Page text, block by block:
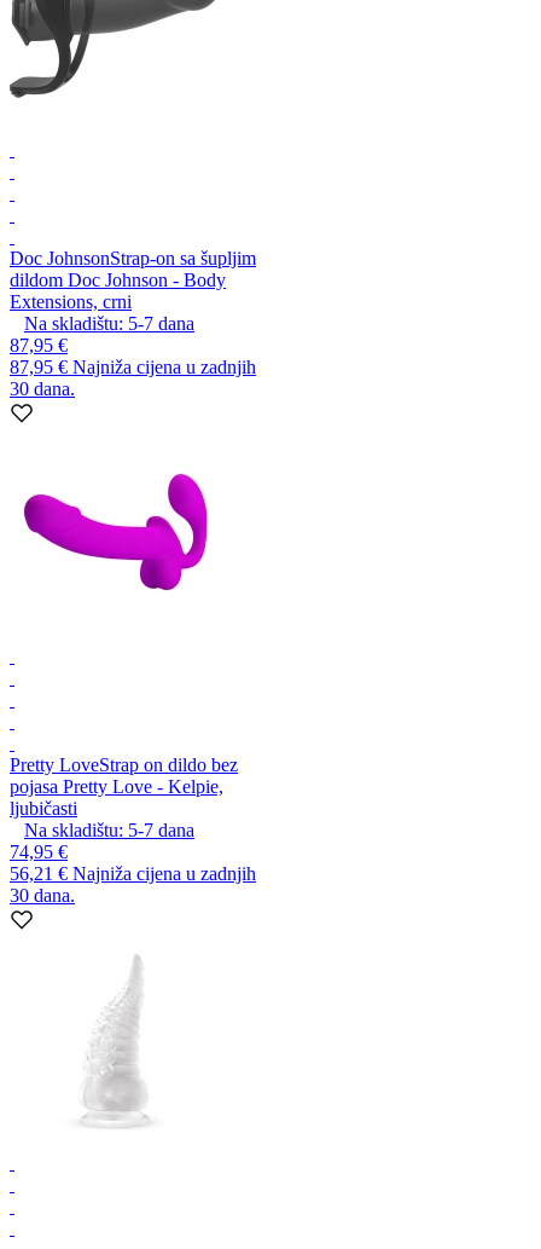
Doc JohnsonStrap-on sa šupljim
dildom Doc Johnson - Body
Extensions, crni
Na skladištu: 5-7 dana
87,95 €
87,95 € Najniža cijena u zadnjih
30 dana.
Pretty LoveStrap on dildo bez
pojasa Pretty Love - Kelpie,
ljubičasti
Na skladištu: 5-7 dana
74,95 €
56,21 € Najniža cijena u zadnjih
30 dana.